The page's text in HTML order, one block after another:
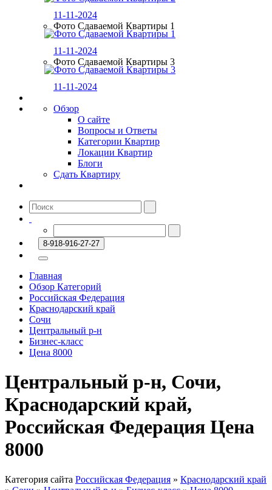
11-11-2024
Фото Сдаваемой Квартиры 1
11-11-2024
Фото Сдаваемой Квартиры 3
11-11-2024
Обзор
О сайте
Вопросы и Ответы
Категории Квартир
Локации Квартир
Блоги
Сдать Квартиру
8-918-916-27-27
Главная
Обзор Категорий
Российская Федерация
Краснодарский край
Сочи
Центральный р-н
Бизнес-класс
Цена 8000
Центральный р-н, Сочи,
Краснодарский край,
Российская Федерация Цена
8000
Категория сайта Российская Федерация » Краснодарский край